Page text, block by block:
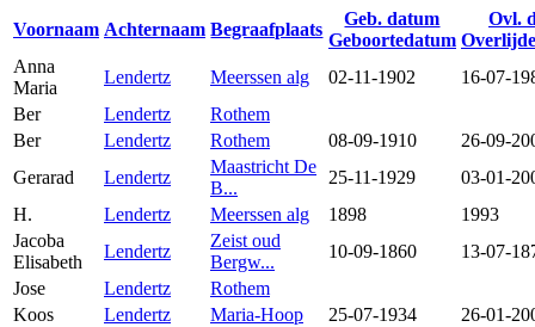
Voornaam Achternaam Begraafplaats
Geb. datum
Geboortedatum
Ovl.
Anna
Maria
Lendertz Meerssen alg 02-11-1902
16-07-
Ber
Lendertz
Rothem
Ber
Lendertz Rothem 08-09-1910
26-09-
Gerarad
Lendertz
Maastricht De
B...
25-11-1929
03-01-
H.
Lendertz Meerssen alg 1898
1993
Jacoba
Elisabeth
Lendertz
Zeist oud
Bergw...
10-09-1860
13-07-
Jose
Lendertz
Rothem
Koos
Lendertz Maria-Hoop 25-07-1934
26-01-